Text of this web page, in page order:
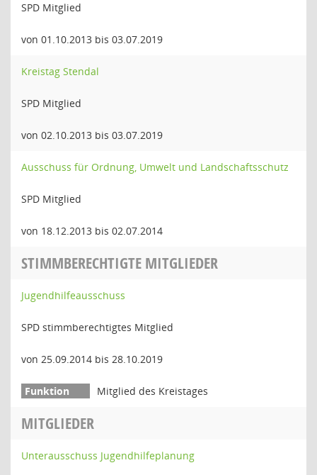
SPD Mitglied
von 01.10.2013 bis 03.07.2019
Kreistag Stendal
SPD Mitglied
von 02.10.2013 bis 03.07.2019
Ausschuss für Ordnung, Umwelt und Landschaftsschutz
SPD Mitglied
von 18.12.2013 bis 02.07.2014
STIMMBERECHTIGTE MITGLIEDER
Jugendhilfeausschuss
SPD stimmberechtigtes Mitglied
von 25.09.2014 bis 28.10.2019
Mitglied des Kreistages
MITGLIEDER
Unterausschuss Jugendhilfeplanung